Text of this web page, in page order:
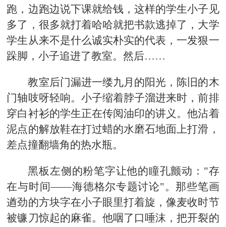
跑，边跑边说下课就给钱，这样的学生小子见
多了，很多就打着哈哈就把书款逃掉了，大学
学生从来不是什么诚实朴实的代表，一发狠一
跺脚，小子追进了教室。然后……
教室后门漏进一缕九月的阳光，陈旧的木
门轴吱呀轻响。小子缩着脖子溜进来时，前排
穿白衬衫的学生正在传阅油印的讲义。他沾着
泥点的解放鞋在打过蜡的水磨石地面上打滑，
差点撞翻墙角的热水瓶。
黑板左侧的粉笔字让他的瞳孔颤动："存
在与时间——海德格尔专题讨论"。那些笔画
遒劲的方块字在小子眼里打着旋，像麦收时节
被镰刀惊起的麻雀。他咽了口唾沫，把开裂的